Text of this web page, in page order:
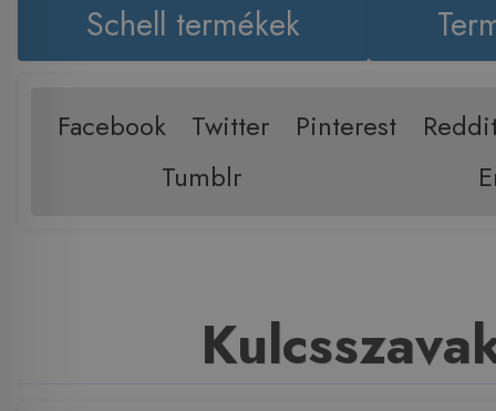
Schell termékek
Facebook Twitter Pinterest
Tumblr